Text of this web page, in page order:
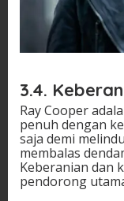
3.4.
Ray Cooper
penuh dengan
saja demi
membalas
Keberanian dan
pendorong